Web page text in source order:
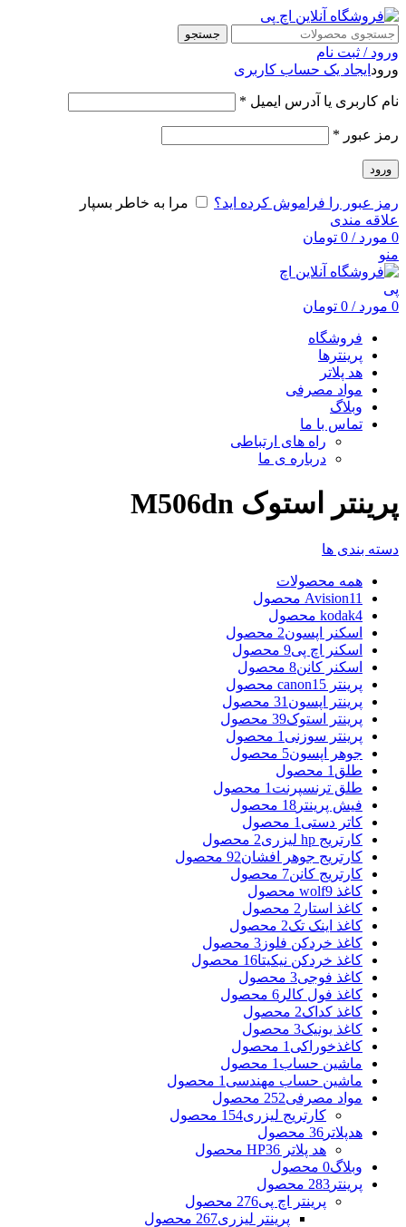
جستجو
ورود / ثبت نام
ورود ایجاد یک حساب کاربری
نام کاربری یا آدرس ایمیل *
رمز عبور *
ورود
رمز عبور را فراموش کرده اید؟
مرا به خاطر بسپار
علاقه مندی
0 مورد /
0 تومان
منو
0 مورد /
0 تومان
فروشگاه
پرینترها
هد پلاتر
مواد مصرفی
وبلاگ
تماس با ما
راه های ارتباطی
درباره ی ما
پرینتر استوک M506dn
دسته بندی ها
همه محصولات
Avision11 محصول
kodak4 محصول
اسکنر اپسون2 محصول
اسکنر اچ پی9 محصول
اسکنر کانن8 محصول
پرینتر canon 15 محصول
پرینتر اپسون 31 محصول
پرینتر استوک39 محصول
پرینتر سوزنی 1 محصول
جوهر اپسون5 محصول
طلق 1 محصول
طلق ترنسپرنت 1 محصول
فیش پرینتر 18 محصول
کاتر دستی 1 محصول
کارتریج hp لیزری
2 محصول
کارتریج جوهر افشان92 محصول
کارتریج کانن7 محصول
کاغذ wolf 9 محصول
کاغذ استار 2 محصول
کاغذ اینک تک2 محصول
کاغذ خردکن فلوز 3 محصول
کاغذ خردکن نیکیتا16 محصول
کاغذ فوجی3 محصول
کاغذ فول کالر 6 محصول
کاغذ کداک2 محصول
کاغذ یونیک3 محصول
کاغذخوراکی 1 محصول
ماشین حساب 1 محصول
ماشین حساب مهندسی 1 محصول
مواد مصرفی252 محصول
کارتریج لیزری154 محصول
هدپلاتر 36 محصول
هد پلاتر HP 36 محصول
وبلاگ0 محصول
پرینتر 283 محصول
پرینتر اچ پی276 محصول
پرینتر لیزری267 محصول